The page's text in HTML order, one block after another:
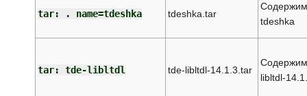
tar: . name=tdeshka tdeshka.tar
tdeshka
tar: tde-libltdl tde-libltdl-14.1.3.tar
libltdl-